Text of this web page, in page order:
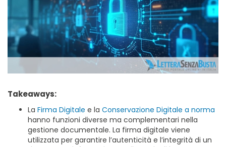
Takeaways:
La Firma Digitale e la Conservazione Digitale a norma
hanno funzioni diverse ma complementari nella
gestione documentale. La firma digitale viene
utilizzata per garantire l’autenticità e l’integrità di un